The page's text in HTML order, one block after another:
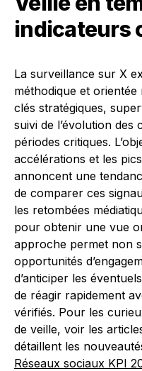
indicateurs
La surveillance sur X
méthodique et
clés stratégiques,
suivi de l’évolution des
périodes critiques.
accélérations et les
annoncent une
de comparer ces
les retombées
pour obtenir une vue
approche permet non
opportunités
d’anticiper les
de réagir rapidement
vérifiés. Pour les
de veille, voir les
détaillent les
Réseaux sociaux KPI